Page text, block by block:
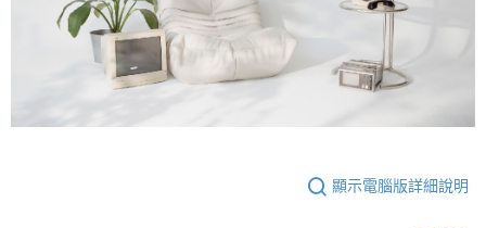
顯示電腦版詳細說明